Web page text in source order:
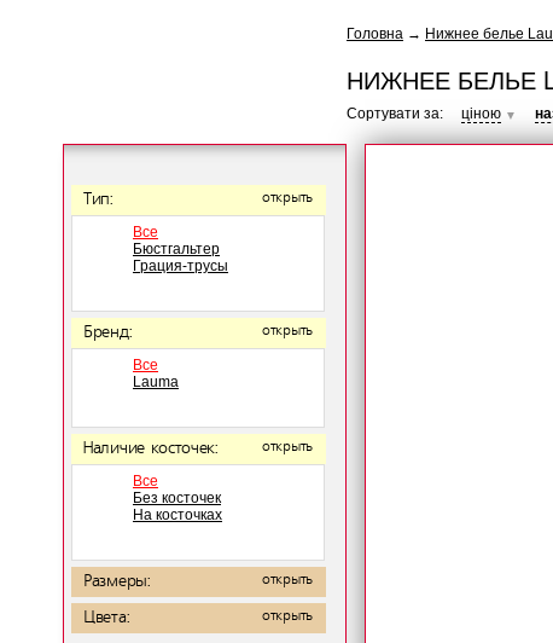
Тип: открыть
Все
Бюстгальтер
Грация-трусы
Бренд: открыть
Все
Lauma
Наличие косточек: открыть
Все
Без косточек
На косточках
Размеры: открыть
Цвета: открыть
Головна → Нижнее белье
НИЖНЕЕ БЕЛЬЕ
Сортувати за: ціною ▼